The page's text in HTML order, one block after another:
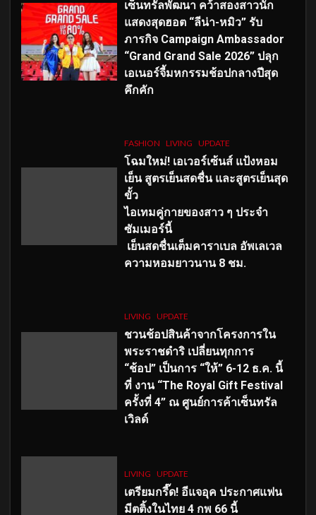
เซ็นทรัลพัฒนา คว้าสองสาวนัก
แสดงสุดฮอต “ลีน่า-หมิว” รับ
ภารกิจ Campaign Ambassador
“Grand Grand Sale 2026” ปลุก
เอเนอร์จี้มหกรรมช้อปกลางปีสุด
คึกคัก
FASHION LIVING UPDATE
โฉมใหม่! เอเวอร์เซ้นส์ แป้งหอม
เย็น สูตรเย็นสดชื่น และสูตรเย็นสุด
ขั้ว
ไอเทมคู่กายของสาว ๆ ประจำ
ซัมเมอร์นี้
เย็นสดชื่นเต็มคาราเบล อัพเลเวล
ความหอมยาวนาน 8 ชม.
LIVING UPDATE
ชวนช้อปสินค้าจากโครงการใน
พระราชดำริ เปลี่ยนทุกการ
“ช้อป” เป็นการ “ให้” 6-12 ธ.ค. นี้
ที่ งาน “The Royal Gift Festival
ครั้งที่ 4” ณ ศูนย์การค้าเซ็นทรัล
เวิลด์
LIVING UPDATE
เตรียมกรี๊ด! อีแจอุค ประกาศแฟน
มีตติ้งในไทย 4 กพ 66 นี้